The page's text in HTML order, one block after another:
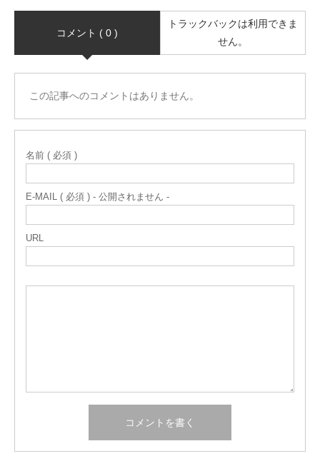
コメント ( 0 )
トラックバックは利用できま
せん。
この記事へのコメントはありません。
名前 ( 必須 )
E-MAIL ( 必須 ) - 公開されません -
URL